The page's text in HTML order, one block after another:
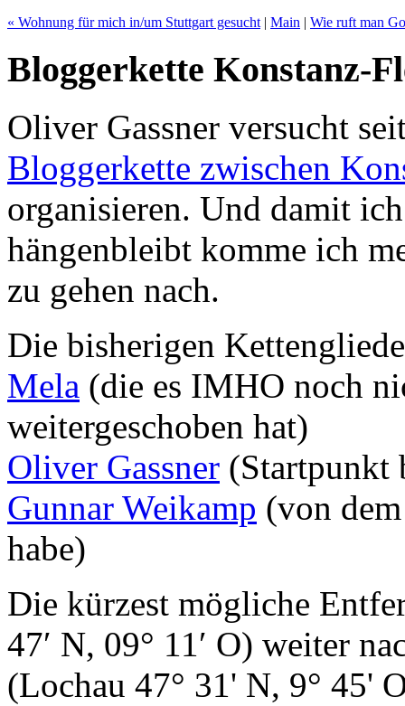
« Wohnung für mich in/um Stuttgart gesucht | Main | Wie ruft man
Bloggerkette Konstanz-
Oliver Gassner versucht
Bloggerkette zwischen
organisieren. Und damit
hängenbleibt komme ich
zu gehen nach.
Die bisherigen
Mela (die es IMHO noch
weitergeschoben hat)
Oliver Gassner (Startpunkt
Gunnar Weikamp (von
habe)
Die kürzest mögliche
47′ N, 09° 11′ O) weiter
(Lochau 47° 31' N, 9° 45'